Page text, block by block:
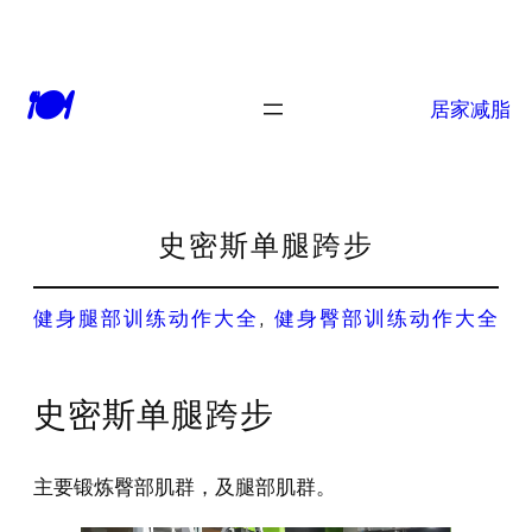
🍽 居家减脂
史密斯单腿跨步
健身腿部训练动作大全 , 健身臀部训练动作大全
史密斯单腿跨步
主要锻炼臀部肌群，及腿部肌群。